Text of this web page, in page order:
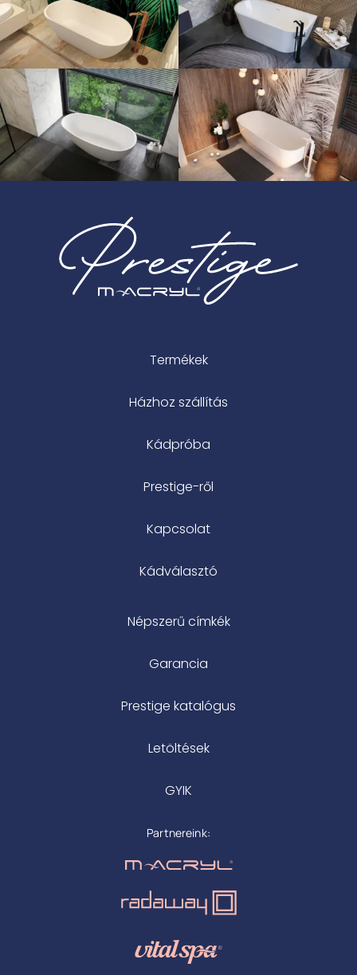
Termékek
Házhoz szállítás
Kádpróba
Prestige-ről
Kapcsolat
Kádválasztó
Népszerű címkék
Garancia
Prestige katalógus
Letöltések
GYIK
Partnereink: